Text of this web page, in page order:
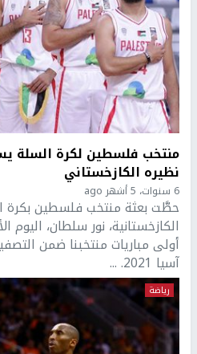
منتخب فلسطين لكرة السلة
نظيره الكازخستاني
6 سنوات، 5 أشهر ago
حطَّت بعثة منتخب فلسطين بكرة
الكازخستانية، نور سلطان، اليوم
أولى مباريات منتخبنا ضمن
آسيا 2021. ...
رياضة